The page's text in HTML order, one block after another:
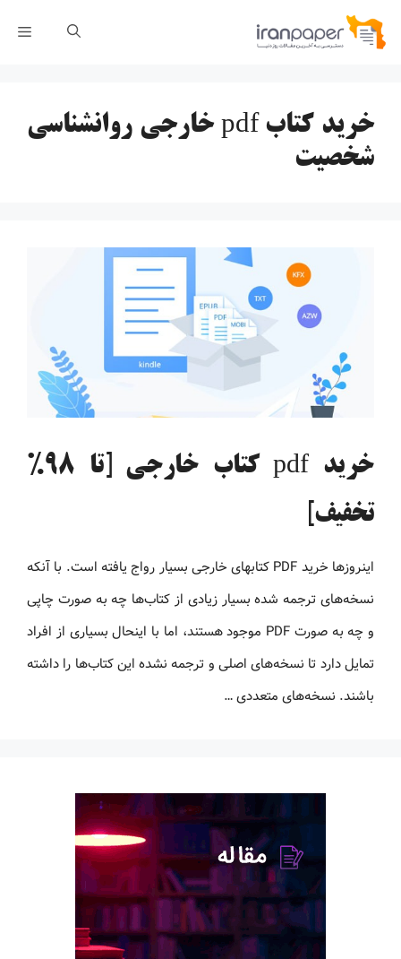
پرش
خرید کتاب pdf خارجی روانشناسی
شخصیت
خرید pdf کتاب خارجی [تا 98%
تخفیف]
اینروزها خرید PDF کتاب‎های خارجی بسیار رواج یافته است. با آنکه
نسخه‌های ترجمه شده بسیار زیادی از کتاب‌ها چه به صورت چاپی
و چه به صورت PDF موجود هستند، اما با اینحال بسیاری از افراد
تمایل دارد تا نسخه‌های اصلی و ترجمه نشده این کتاب‌ها را داشته
باشند. نسخه‌های متعددی …